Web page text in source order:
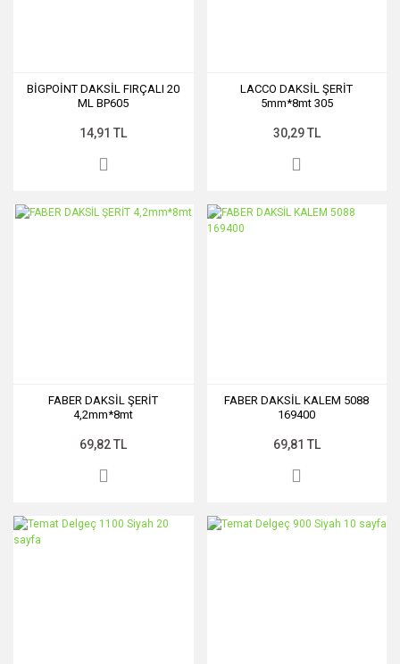
BİGPOİNT DAKSİL FIRÇALI 20
ML BP605
14,91 TL
LACCO DAKSİL ŞERİT
5mm*8mt 305
30,29 TL
FABER DAKSİL ŞERİT
4,2mm*8mt
69,82 TL
FABER DAKSİL KALEM 5088
169400
69,81 TL